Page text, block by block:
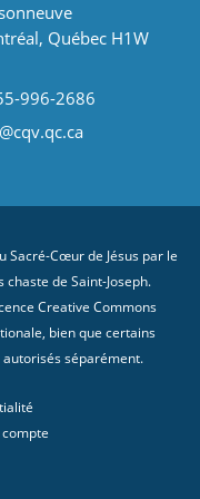
Québec H1W
996-2686
Sacré-Cœur de Jésus par le
de Saint-Joseph.
Creative Commons
, bien que certains
séparément.